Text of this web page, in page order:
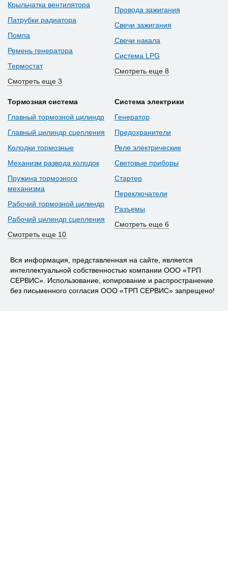
Крыльчатка вентилятора
Патрубки радиатора
Помпа
Ремень генератора
Термостат
Смотреть еще 3
Провода зажигания
Свечи зажигания
Свечи накала
Система LPG
Смотреть еще 8
Тормозная система
Главный тормозной цилиндр
Главный цилиндр сцепления
Колодки тормозные
Механизм развода колодок
Пружина тормозного
механизма
Рабочий тормозной цилиндр
Рабочий цилиндр сцепления
Смотреть еще 10
Система электрики
Генератор
Предохранители
Реле электрические
Световые приборы
Стартер
Переключатели
Разъемы
Смотреть еще 6
Вся информация, представленная на сайте, является
интеллектуальной собственностью компании ООО «ТРП
СЕРВИС». Использование, копирование и распространение
без письменного согласия ООО «ТРП СЕРВИС» запрещено!